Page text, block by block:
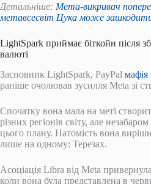
Детальніше: Мета-викривач
метавсесвіт Цука може зашкодити
LightSpark приймає біткойн після
валюті
Засновник LightSpark, PayPal мафія
раніше очолював зусилля Meta зі
Спочатку вона мала на меті
різних регіонів світу, але
цього плану. Натомість вона
лише на одному: Терезах.
Асоціація Libra від Meta
коли вона була представлена ​​в